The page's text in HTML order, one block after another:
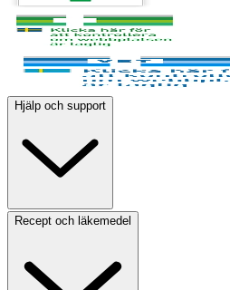
Hjälp och support
Recept och läkemedel